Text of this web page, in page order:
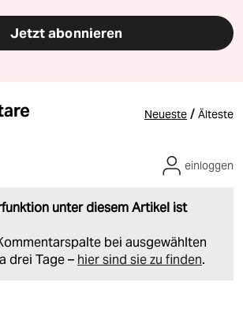
Jetzt abonnieren
Neueste / Älteste
unter diesem Artikel ist
bei ausgewählten
drei Tage – hier sind sie zu finden.
einloggen